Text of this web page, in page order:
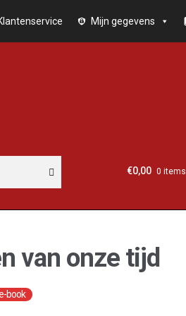
Mijn gegevens
€0,00 0 items
van onze tijd